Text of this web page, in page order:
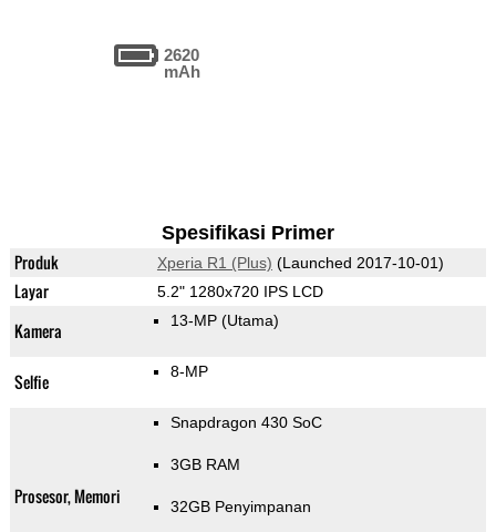
2620
mAh
Spesifikasi Primer
Produk Xperia R1 (Plus) (Launched 2017-10-01)
Layar 5.2" 1280x720 IPS LCD
Kamera 13-MP (Utama)
Selfie 8-MP
Prosesor, Memori
Snapdragon 430 SoC
3GB RAM
32GB Penyimpanan